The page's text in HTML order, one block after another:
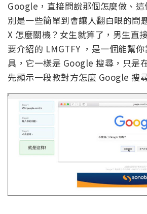
Google，直接問說那個怎麼做、
別是一些簡單到會讓人翻白眼的問
X 怎麼關機？女生就算了，男生直
要介紹的 LMGTFY ，是一個能幫
具，它一樣是 Google 搜尋，只是
先顯示一段教對方怎麼 Google 搜